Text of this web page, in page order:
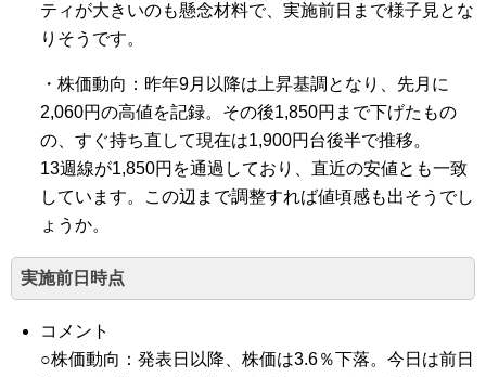
ティが大きいのも懸念材料で、実施前日まで様子見とな
りそうです。
・株価動向：昨年9月以降は上昇基調となり、先月に
2,060円の高値を記録。その後1,850円まで下げたもの
の、すぐ持ち直して現在は1,900円台後半で推移。
13週線が1,850円を通過しており、直近の安値とも一致
しています。この辺まで調整すれば値頃感も出そうでし
ょうか。
実施前日時点
コメント
○株価動向：発表日以降、株価は3.6％下落。今日は前日